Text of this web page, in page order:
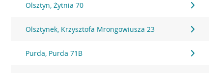
Olsztyn, Żytnia 70
Olsztynek, Krzysztofa Mrongowiusza 23
Purda, Purda 71B